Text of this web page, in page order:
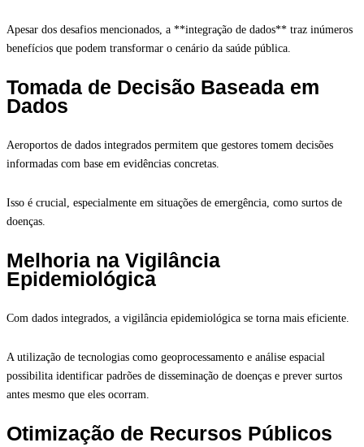
Apesar dos desafios mencionados, a **integração de dados** traz inúmeros
benefícios que podem transformar o cenário da saúde pública.
Tomada de Decisão Baseada em
Dados
Aeroportos de dados integrados permitem que gestores tomem decisões
informadas com base em evidências concretas.
Isso é crucial, especialmente em situações de emergência, como surtos de
doenças.
Melhoria na Vigilância
Epidemiológica
Com dados integrados, a vigilância epidemiológica se torna mais eficiente.
A utilização de tecnologias como geoprocessamento e análise espacial
possibilita identificar padrões de disseminação de doenças e prever surtos
antes mesmo que eles ocorram.
Otimização de Recursos Públicos